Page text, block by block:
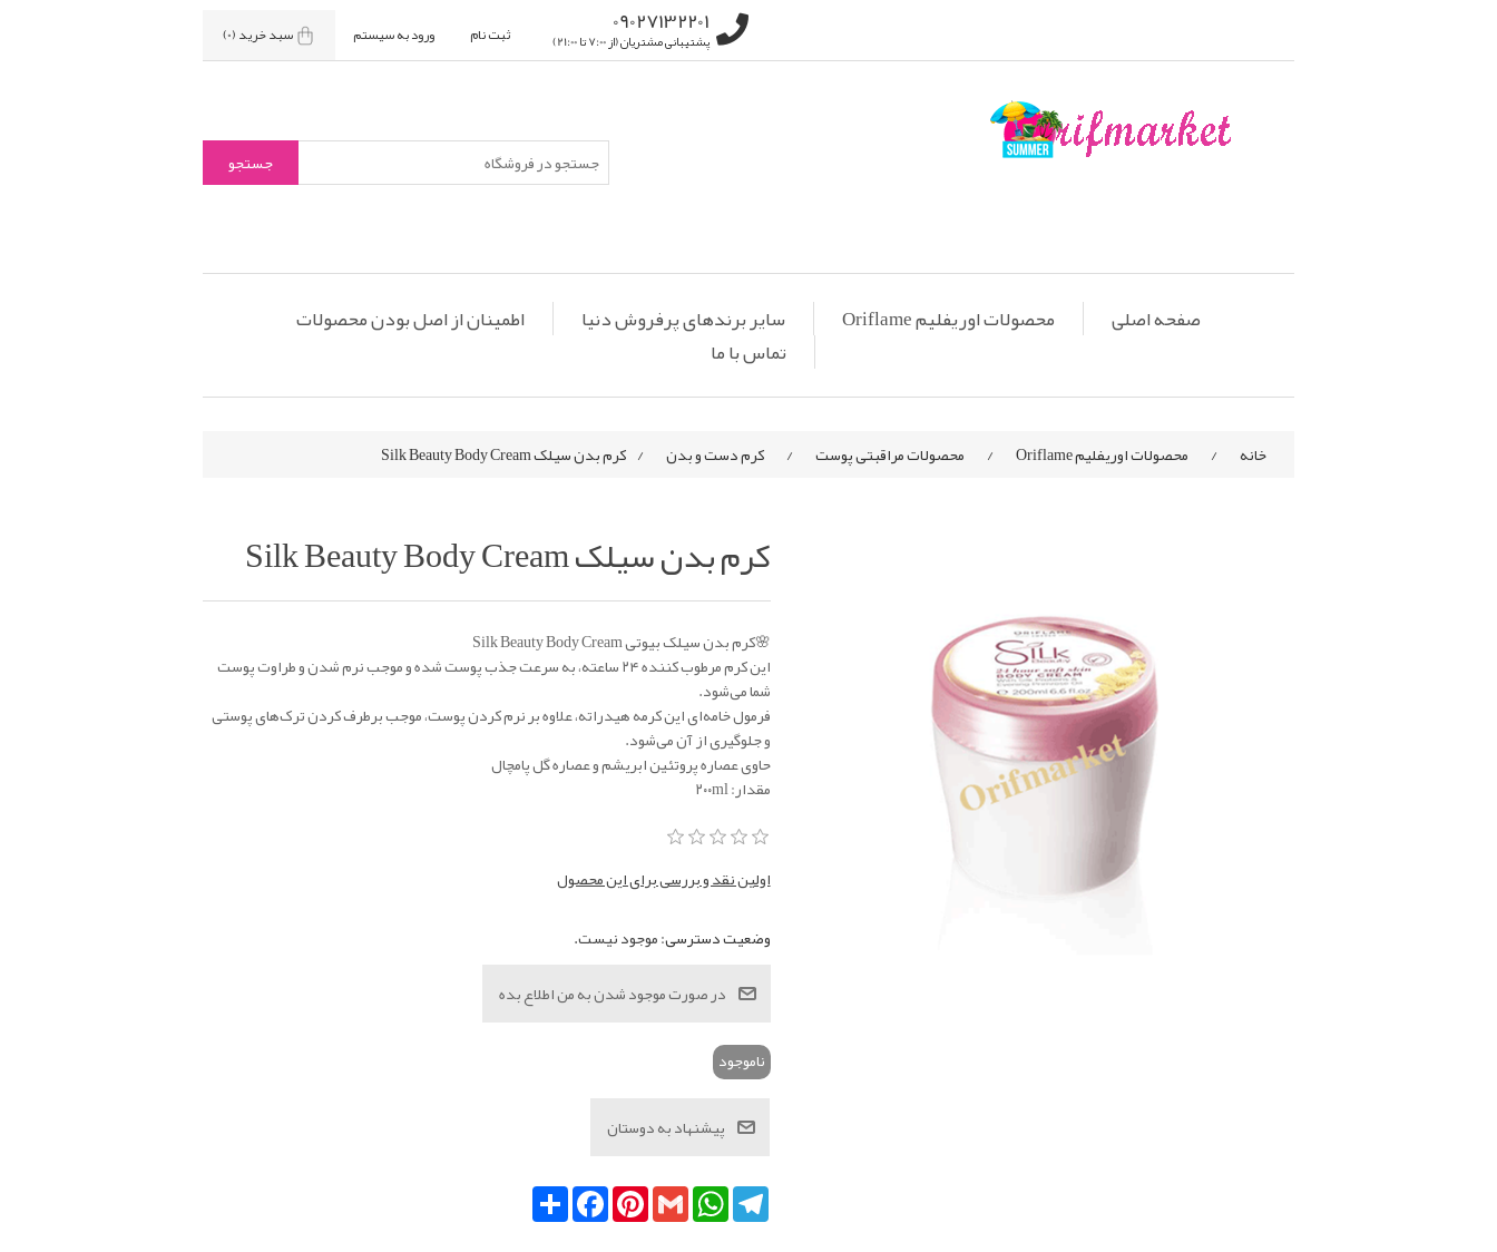
09027132201
پشتیبانی مشتریان (از 7:00 تا 21:00) ثبت نام ورود به سیستم سبد خرید(0)
صفحه اصلی محصولات اوریفلیم Oriflame سایر برندهای پرفروش دنیا
اطمینان از اصل بودن محصولات
تماس با ما
خانه / محصولات اوریفلیم Oriflame / محصولات مراقبتی پوست / کرم دست و بدن / کرم بدن سیلک Silk Beauty Body Cream
کرم بدن سیلک Silk Beauty Body Cream
🌸کرم بدن سیلک بیوتی Silk Beauty Body Cream
این کرم مرطوب کننده ۲۴ ساعته، به سرعت جذب پوست شده و موجب نرم شدن و طراوت پوست
شما می‌شود.
فرمول خامه‌ای این کرمه هیدراته، علاوه بر نرم کردن پوست، موجب برطرف کردن ترک‌های پوستی
و جلوگیری از آن می‌شود.
حاوی عصاره پروتئین ابریشم و عصاره گل پامچال
مقدار: ۲۰۰ml
اولین نقد و بررسی برای این محصول
وضعیت دسترسی:موجود نیست.
ناموجود
اشتراک
FacebookPinterestGmail
WhatsAppTelegram